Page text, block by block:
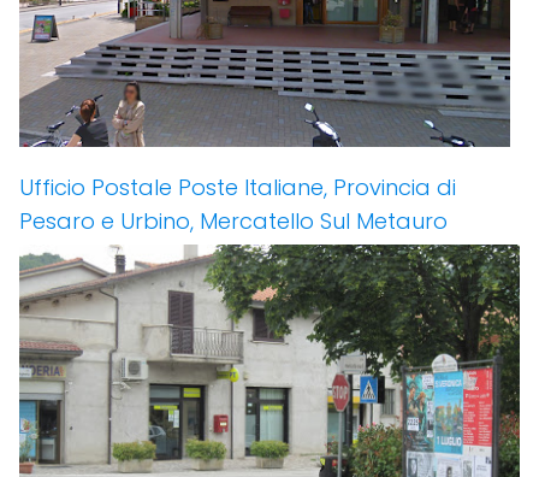
Ufficio Postale Poste Italiane, Provincia di
Pesaro e Urbino, Mercatello Sul Metauro